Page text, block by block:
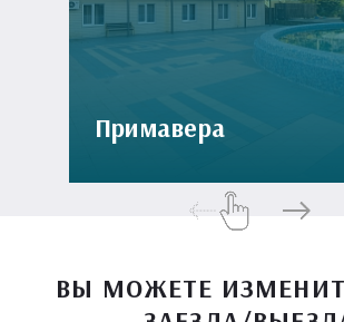
Примавера
ВЫ МОЖЕТЕ